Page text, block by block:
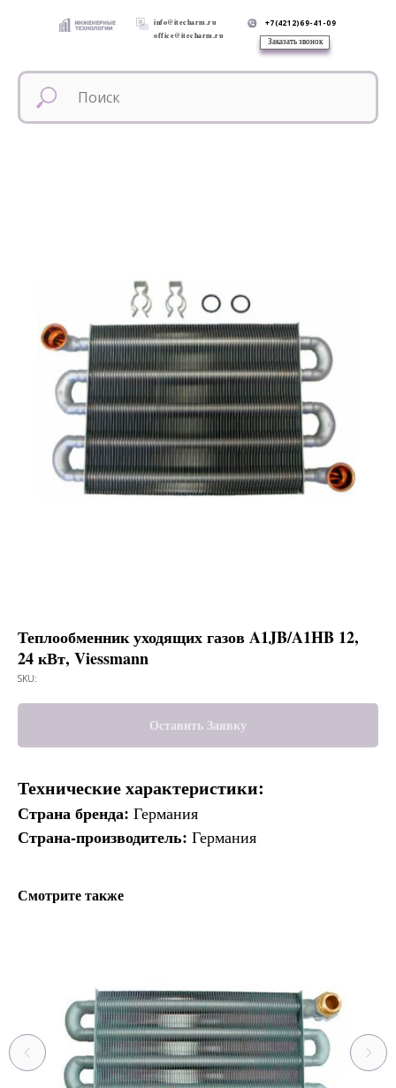
info@itecharm.ru
office@itecharm.ru
+7(4212)69-41-09
Заказать звонок
Теплообменник уходящих газов A1JB/A1HB 12,
24 кВт, Viessmann
SKU:
Оставить Заявку
Технические характеристики:
Страна бренда: Германия
Страна-производитель: Германия
Смотрите также